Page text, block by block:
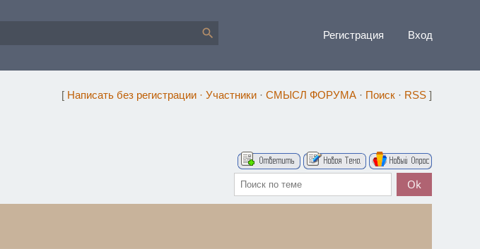
Регистрация Вход
[ Написать без регистрации ·Участники ·СМЫСЛ ФОРУМА · Поиск · RSS ]